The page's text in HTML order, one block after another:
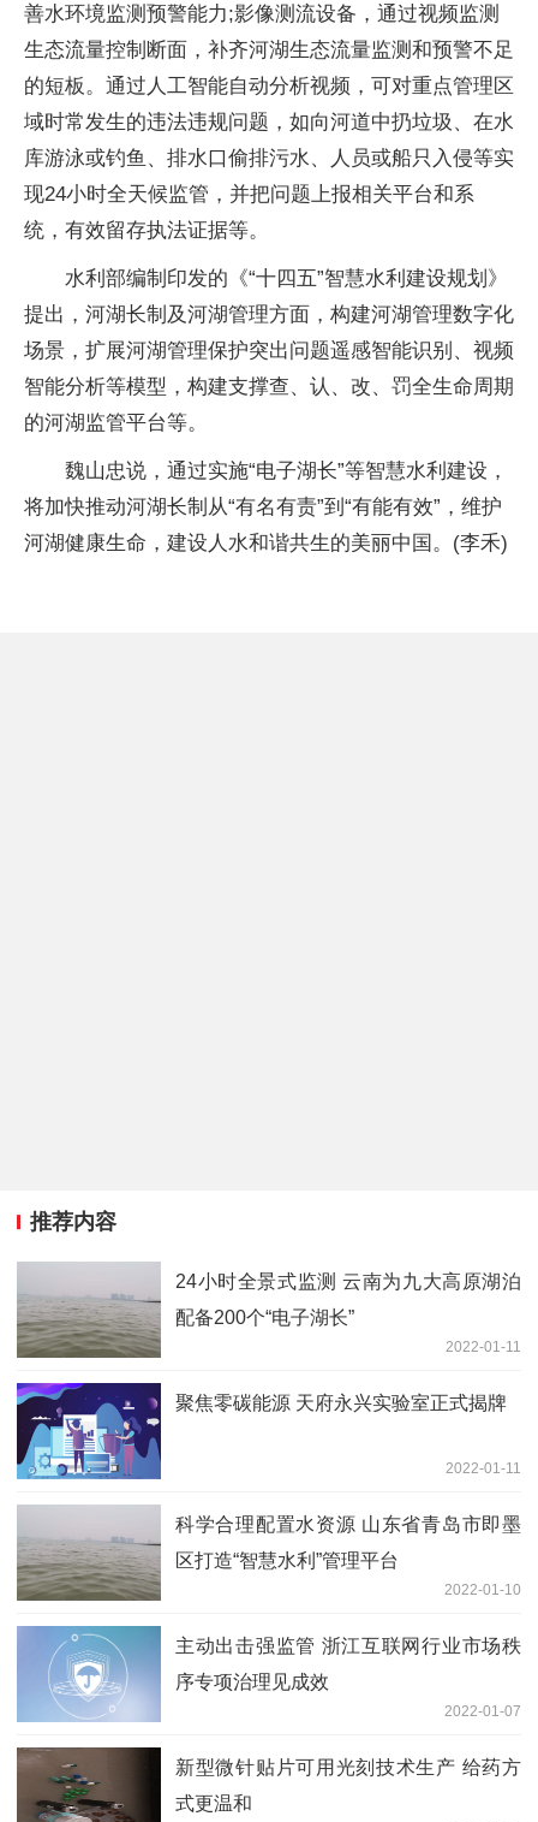
善水环境监测预警能力;影像测流设备，通过视频监测
生态流量控制断面，补齐河湖生态流量监测和预警不足
的短板。通过人工智能自动分析视频，可对重点管理区
域时常发生的违法违规问题，如向河道中扔垃圾、在水
库游泳或钓鱼、排水口偷排污水、人员或船只入侵等实
现24小时全天候监管，并把问题上报相关平台和系
统，有效留存执法证据等。
水利部编制印发的《“十四五”智慧水利建设规划》
提出，河湖长制及河湖管理方面，构建河湖管理数字化
场景，扩展河湖管理保护突出问题遥感智能识别、视频
智能分析等模型，构建支撑查、认、改、罚全生命周期
的河湖监管平台等。
魏山忠说，通过实施“电子湖长”等智慧水利建设，
将加快推动河湖长制从“有名有责”到“有能有效”，维护
河湖健康生命，建设人水和谐共生的美丽中国。(李禾)
推荐内容
24小时全景式监测 云南为九大高原湖泊
配备200个“电子湖长”
2022-01-11
聚焦零碳能源 天府永兴实验室正式揭牌
2022-01-11
科学合理配置水资源 山东省青岛市即墨
区打造“智慧水利”管理平台
2022-01-10
主动出击强监管 浙江互联网行业市场秩
序专项治理见成效
2022-01-07
新型微针贴片可用光刻技术生产 给药方
式更温和